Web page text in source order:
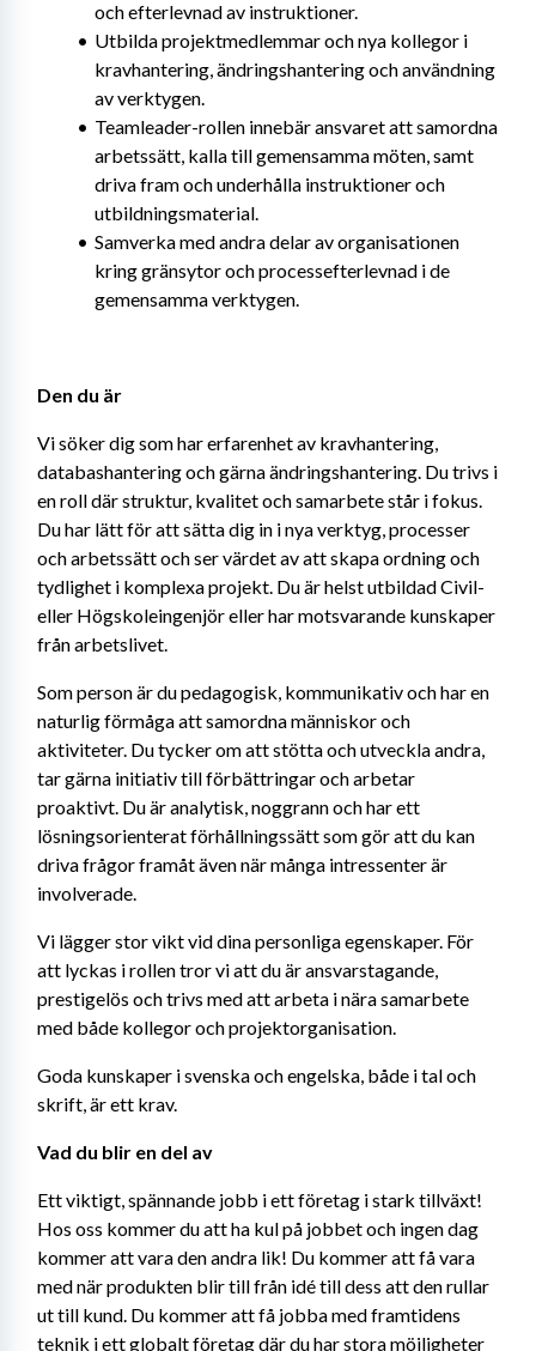
och efterlevnad av instruktioner.
Utbilda projektmedlemmar och nya kollegor i
kravhantering, ändringshantering och användning
av verktygen.
Teamleader-rollen innebär ansvaret att samordna
arbetssätt, kalla till gemensamma möten, samt
driva fram och underhålla instruktioner och
utbildningsmaterial.
Samverka med andra delar av organisationen
kring gränsytor och processefterlevnad i de
gemensamma verktygen.
Den du är
Vi söker dig som har erfarenhet av kravhantering,
databashantering och gärna ändringshantering. Du trivs i
en roll där struktur, kvalitet och samarbete står i fokus.
Du har lätt för att sätta dig in i nya verktyg, processer
och arbetssätt och ser värdet av att skapa ordning och
tydlighet i komplexa projekt. Du är helst utbildad Civil-
eller Högskoleingenjör eller har motsvarande kunskaper
från arbetslivet.
Som person är du pedagogisk, kommunikativ och har en
naturlig förmåga att samordna människor och
aktiviteter. Du tycker om att stötta och utveckla andra,
tar gärna initiativ till förbättringar och arbetar
proaktivt. Du är analytisk, noggrann och har ett
lösningsorienterat förhållningssätt som gör att du kan
driva frågor framåt även när många intressenter är
involverade.
Vi lägger stor vikt vid dina personliga egenskaper. För
att lyckas i rollen tror vi att du är ansvarstagande,
prestigelös och trivs med att arbeta i nära samarbete
med både kollegor och projektorganisation.
Goda kunskaper i svenska och engelska, både i tal och
skrift, är ett krav.
Vad du blir en del av
Ett viktigt, spännande jobb i ett företag i stark tillväxt!
Hos oss kommer du att ha kul på jobbet och ingen dag
kommer att vara den andra lik! Du kommer att få vara
med när produkten blir till från idé till dess att den rullar
ut till kund. Du kommer att få jobba med framtidens
teknik i ett globalt företag där du har stora möjligheter